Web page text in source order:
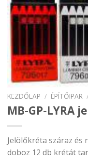
KEZDŐLAP / ÉPÍTŐIPAR
MB-GP-LYRA
Jelölőkréta száraz és
doboz 12 db krétát